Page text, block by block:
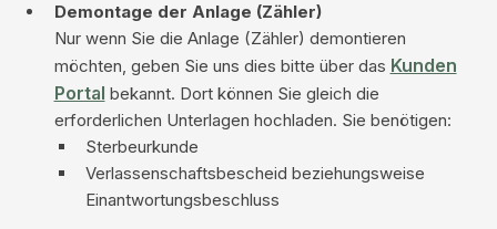
Demontage der Anlage (Zähler)
Nur wenn Sie die Anlage (Zähler) demontieren
möchten, geben Sie uns dies bitte über das Kunden
Portal bekannt. Dort können Sie gleich die
erforderlichen Unterlagen hochladen. Sie benötigen:
Sterbeurkunde
Verlassenschaftsbescheid beziehungsweise
Einantwortungsbeschluss